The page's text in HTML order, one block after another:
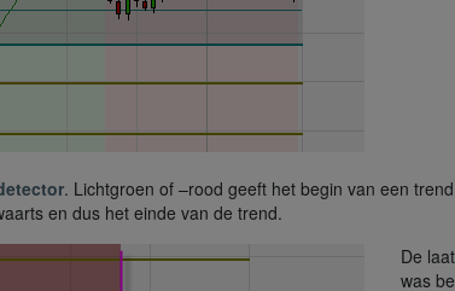
. Lichtgroen of –rood geeft het begin van een
en dus het einde van de trend.
De
was